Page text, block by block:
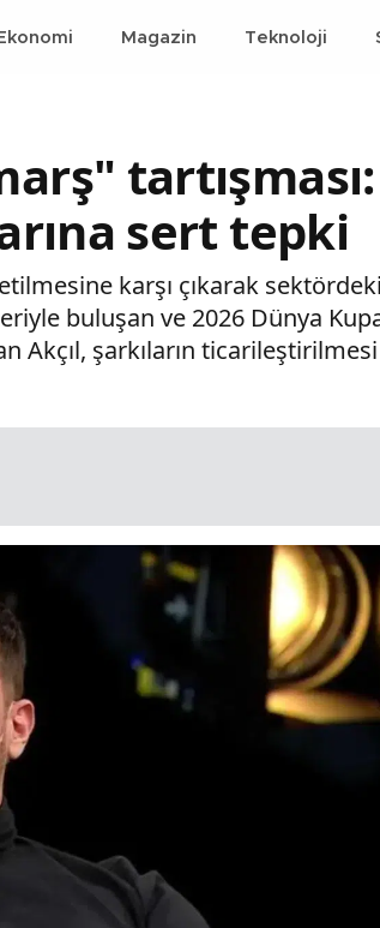
Magazin Teknoloji
sert tepki
karşı çıkarak
buluşan ve 2026 Dünya
Akçıl, şarkıların ticarileştirilmesi